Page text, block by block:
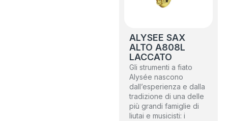
ALYSEE SAX
ALTO A808L
LACCATO
Gli strumenti a fiato
Alysée nascono
dall’esperienza e dalla
tradizione di una delle
più grandi famiglie di
liutai e musicisti: i